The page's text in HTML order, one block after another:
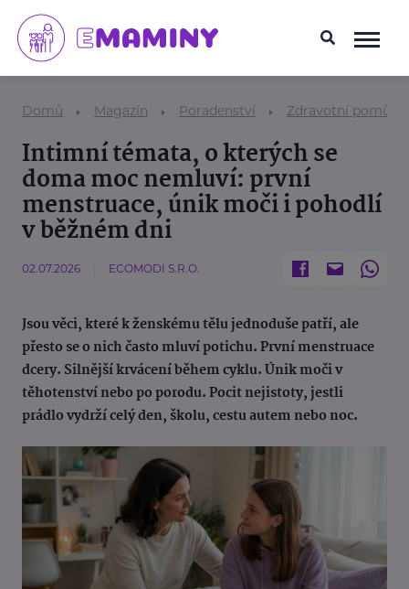
Domů Magazín Poradenství Zdravotní
Intimní témata, o kterých se
doma moc nemluví: první
menstruace, únik moči i pohodlí
v běžném dni
02.07.2026 ECOMODI S.R.O.
Jsou věci, které k ženskému tělu jednoduše patří, ale
přesto se o nich často mluví potichu. První menstruace
dcery. Silnější krvácení během cyklu. Únik moči v
těhotenství nebo po porodu. Pocit nejistoty, jestli
prádlo vydrží celý den, školu, cestu autem nebo noc.